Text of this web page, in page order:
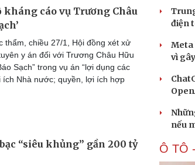
kháng cáo vụ Trương Châu
thẩm, chiều 27/1, Hội đồng xét xử
y án đối với Trương Châu Hữu
Sạch” trong vụ án “lợi dụng các
Nhà nước; quyền, lợi ích hợp
“siêu khủng” gần 200 tỷ
điện
Meta
vì
nếu
Ô TÔ